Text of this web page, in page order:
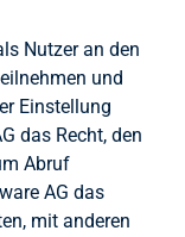
Nutzer an den
und
Einstellung
das Recht, den
Abruf
AG das
mit anderen